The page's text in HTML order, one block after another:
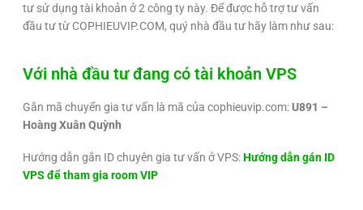
tư sử dụng tài khoản ở 2 công ty này. Để được hỗ trợ tư vấn
đầu tư từ COPHIEUVIP.COM, quý nhà đầu tư hãy làm như sau:
Với nhà đầu tư đang có tài khoản VPS
Gắn mã chuyển gia tư vấn là mã của cophieuvip.com:U891 –
Hoàng Xuân Quỳnh
Hướng dẫn gắn ID chuyên gia tư vấn ở VPS:Hướng dẫn gán ID
VPS để tham gia room VIP